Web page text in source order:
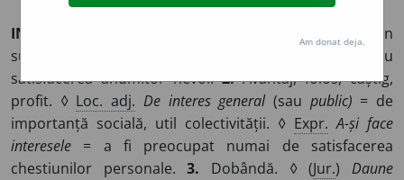
INTER
Preocupare de a obține un
succes, un avantaj; râvnă depusă într-o acțiune pentru
satisfacerea anumitor nevoi.2.Avantaj, folos, câștig,
profit. ◊ Loc. adj. De interes general(sau public) = de
importanță socială, util colectivității. ◊ Expr. A-și face
interesele = a fi preocupat numai de satisfacerea
chestiunilor personale.3. Dobândă. ◊ (Jur.)Daune
Am donat deja.